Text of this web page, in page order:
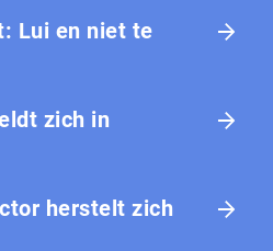
Lui en niet te
zich in
herstelt zich